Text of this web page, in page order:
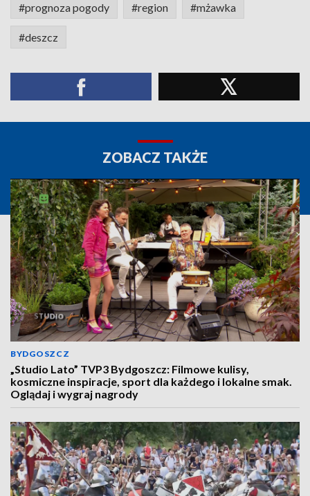
#prognoza pogody #region #mżawka
#deszcz
ZOBACZ TAKŻE
BYDGOSZCZ
„Studio Lato” TVP3 Bydgoszcz: Filmowe kulisy,
kosmiczne inspiracje, sport dla każdego i lokalne smak.
Oglądaj i wygraj nagrody